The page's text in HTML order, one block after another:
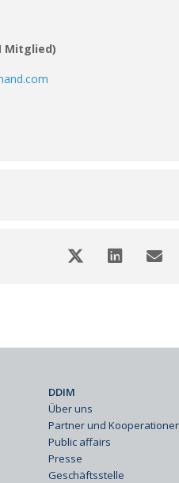
Mitglied)
DDIM
Über uns
Partner und
Public affairs
Presse
Geschäftsstelle